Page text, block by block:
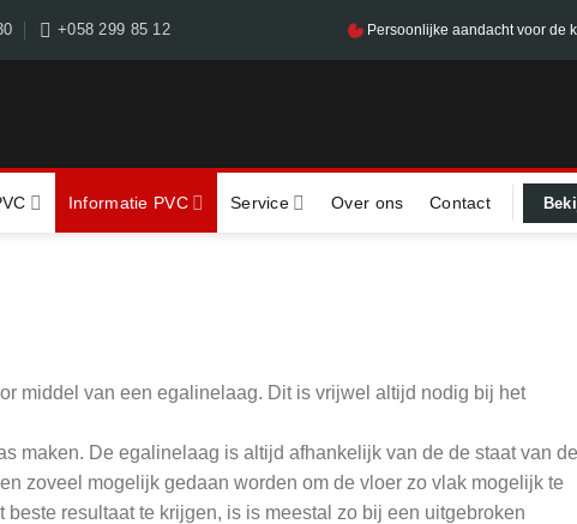
+058 299 85 12 Persoonlijke aandacht voor de
Informatie PVC Service Over ons Contact
middel van een egalinelaag. Dit is vrijwel altijd nodig bij het
maken. De egalinelaag is altijd afhankelijk van de de staat van de
zoveel mogelijk gedaan worden om de vloer zo vlak mogelijk te
resultaat te krijgen, is is meestal zo bij een uitgebroken